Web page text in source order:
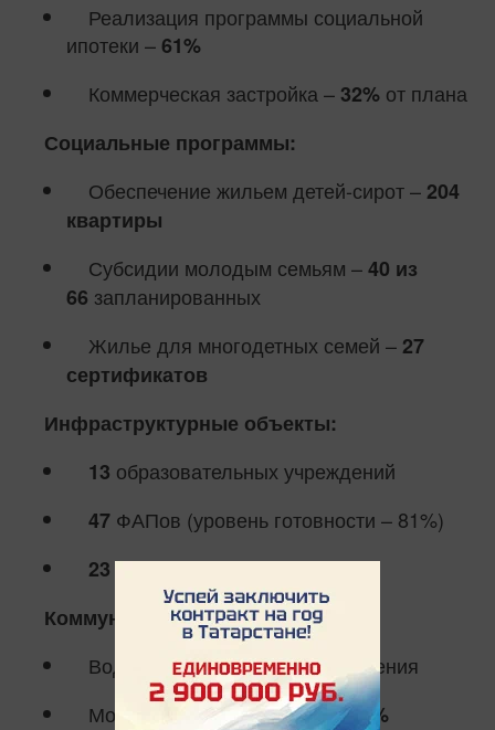
Реализация программы социальной
ипотеки –61%
Коммерческая застройка – 32% от плана
Социальные программы:
Обеспечение жильем детей-сирот – 204
квартиры
Субсидии молодым семьям –40 из
66 запланированных
Жилье для многодетных семей – 27
сертификатов
Инфраструктурные объекты:
13 образовательных учреждений
47 ФАПов (уровень готовности – 81%)
23спортивных сооружения
Коммунальное хозяйство:
Водоснабжение –78%выполнения
Модернизация котельных –75%